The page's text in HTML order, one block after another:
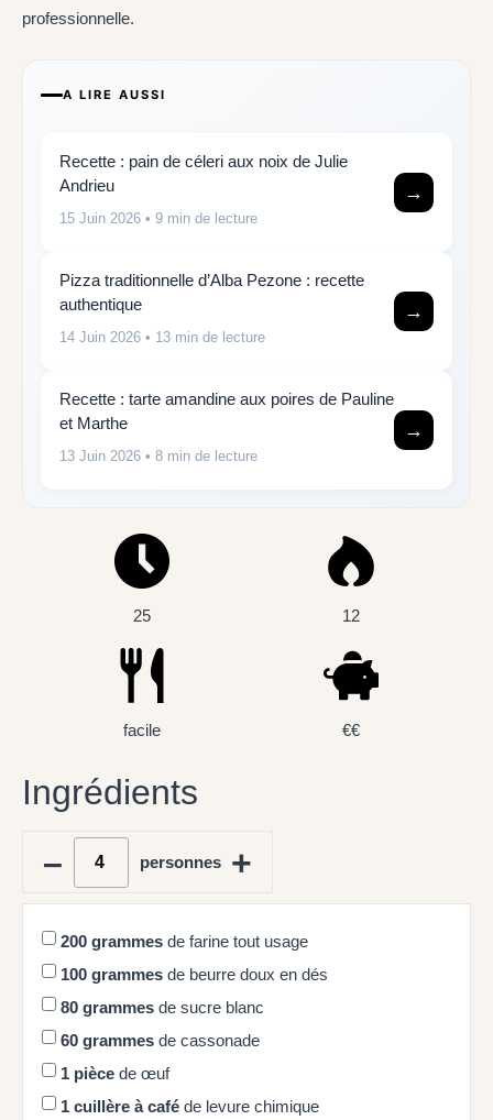
professionnelle.
A LIRE AUSSI
Recette : pain de céleri aux noix de Julie
Andrieu
15 Juin 2026 • 9 min de lecture
→
Pizza traditionnelle d’Alba Pezone : recette
authentique
14 Juin 2026 • 13 min de lecture
→
Recette : tarte amandine aux poires de Pauline
et Marthe
13 Juin 2026 • 8 min de lecture
→
25 12
facile €€
Ingrédients
–
personnes +
200 grammes de farine tout usage
100 grammes de beurre doux en dés
80 grammes de sucre blanc
60 grammes de cassonade
1 pièce de œuf
1 cuillère à café de levure chimique